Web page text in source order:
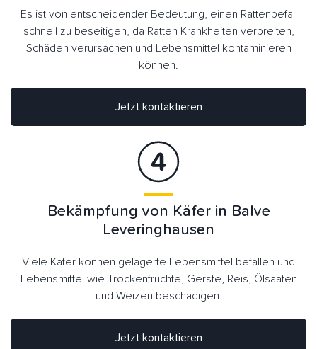
Es ist von entscheidender Bedeutung, einen Rattenbefall
schnell zu beseitigen, da Ratten Krankheiten verbreiten,
Schäden verursachen und Lebensmittel kontaminieren
können.
Jetzt kontaktieren
Jetzt kontaktieren
Bekämpfung von Käfer in Balve
Leveringhausen
Viele Käfer können gelagerte Lebensmittel befallen und
Lebensmittel wie Trockenfrüchte, Gerste, Reis, Ölsaaten
und Weizen beschädigen.